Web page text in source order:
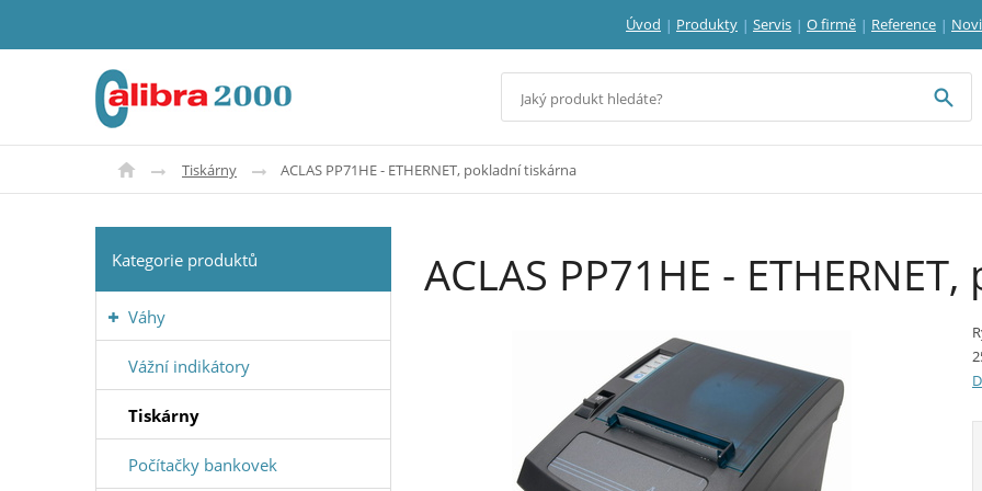
Úvod Produkty Servis O firmě Reference
Tiskárny ACLAS PP71HE - ETHERNET, pokladní tiskárna
ACLAS PP71HE -
Kategorie produktů
Váhy
Vážní indikátory
Tiskárny
Počítačky bankovek